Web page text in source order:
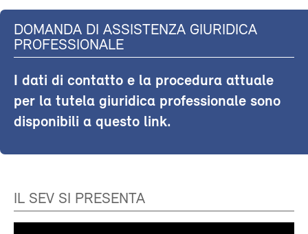
DOMANDA DI ASSISTENZA GIURIDICA
PROFESSIONALE
I dati di contatto e la procedura attuale
per la tutela giuridica professionale sono
disponibili a questo link.
IL SEV SI PRESENTA